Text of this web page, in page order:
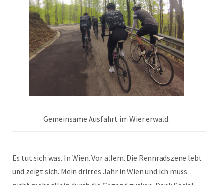
Gemeinsame Ausfahrt im Wienerwald.
Es tut sich was. In Wien. Vor allem. Die Rennradszene lebt
und zeigt sich. Mein drittes Jahr in Wien und ich muss